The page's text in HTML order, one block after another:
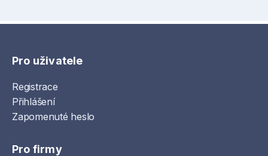
Pro uživatele
Registrace
Přihlášení
Zapomenuté heslo
Pro firmy